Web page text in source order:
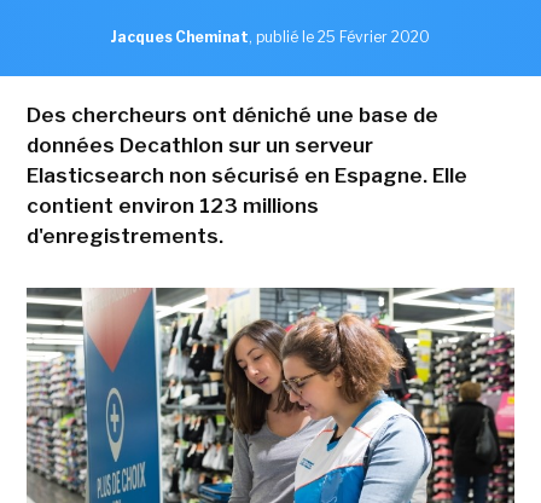
Jacques Cheminat, publié le 25 Février 2020
Des chercheurs ont déniché une base de
données Decathlon sur un serveur
Elasticsearch non sécurisé en Espagne. Elle
contient environ 123 millions
d'enregistrements.